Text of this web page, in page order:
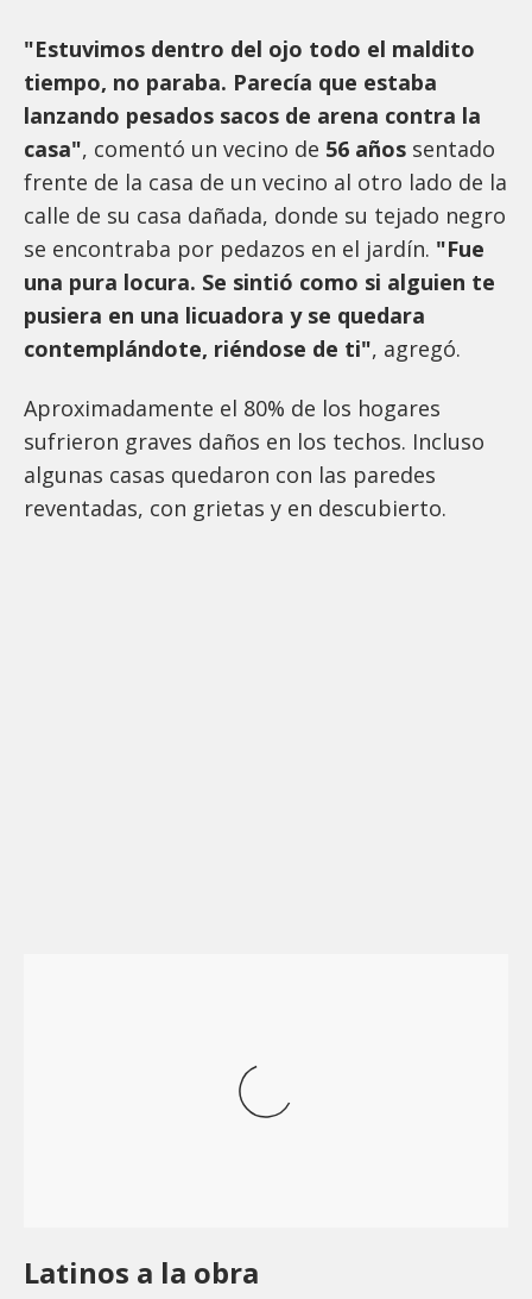
"Estuvimos dentro del ojo todo el maldito
tiempo, no paraba. Parecía que estaba
lanzando pesados sacos de arena contra la
casa", comentó un vecino de 56 años sentado
frente de la casa de un vecino al otro lado de la
calle de su casa dañada, donde su tejado negro
se encontraba por pedazos en el jardín. "Fue
una pura locura. Se sintió como si alguien te
pusiera en una licuadora y se quedara
contemplándote, riéndose de ti", agregó.
Aproximadamente el 80% de los hogares
sufrieron graves daños en los techos. Incluso
algunas casas quedaron con las paredes
reventadas, con grietas y en descubierto.
Latinos a la obra